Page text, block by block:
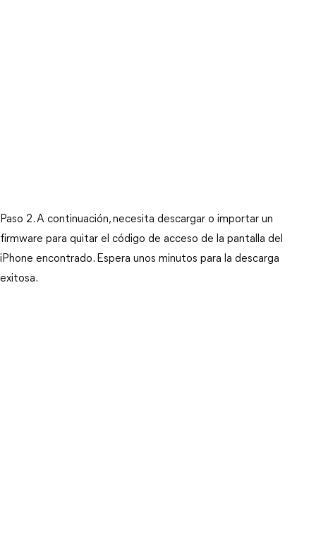
Paso 2. A continuación, necesita descargar o importar un
firmware para quitar el código de acceso de la pantalla del
iPhone encontrado. Espera unos minutos para la descarga
exitosa.